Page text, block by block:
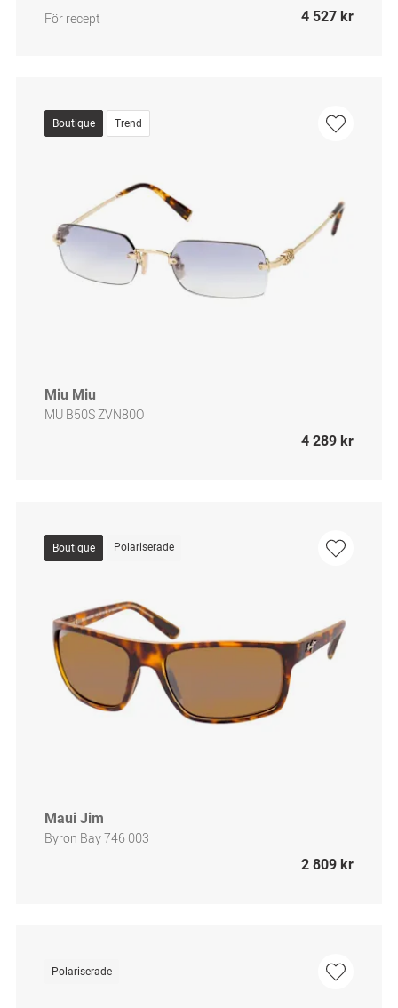
För recept
4 527 kr
Boutique Trend
Miu Miu
MU B50S ZVN80O
4 289 kr
Boutique Polariserade
Maui Jim
Byron Bay 746 003
2 809 kr
Polariserade